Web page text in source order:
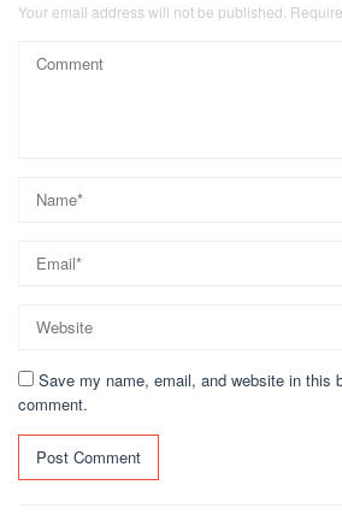
Your email address will not be published.
Save my name, email, and website in this
comment.